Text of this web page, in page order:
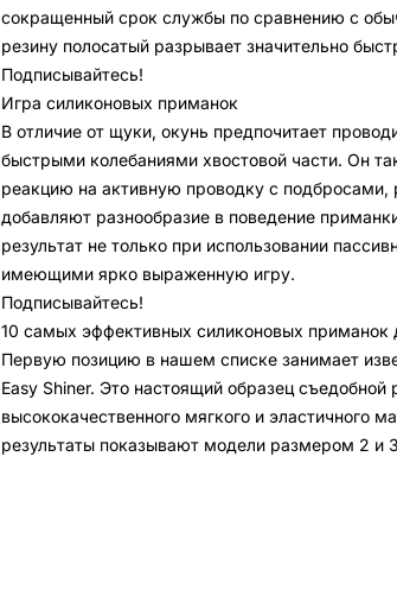
сокращенный срок службы по сравнению с
резину полосатый разрывает значительно
Подписывайтесь!
Игра силиконовых приманок
В отличие от щуки, окунь предпочитает
быстрыми колебаниями хвостовой части. Он
реакцию на активную проводку с
добавляют разнообразие в поведение
результат не только при использовании
имеющими ярко выраженную игру.
Подписывайтесь!
10 самых эффективных силиконовых приманок
Первую позицию в нашем списке занимает
Easy Shiner. Это настоящий образец съедобной
высококачественного мягкого и эластичного
результаты показывают модели размером 2 и